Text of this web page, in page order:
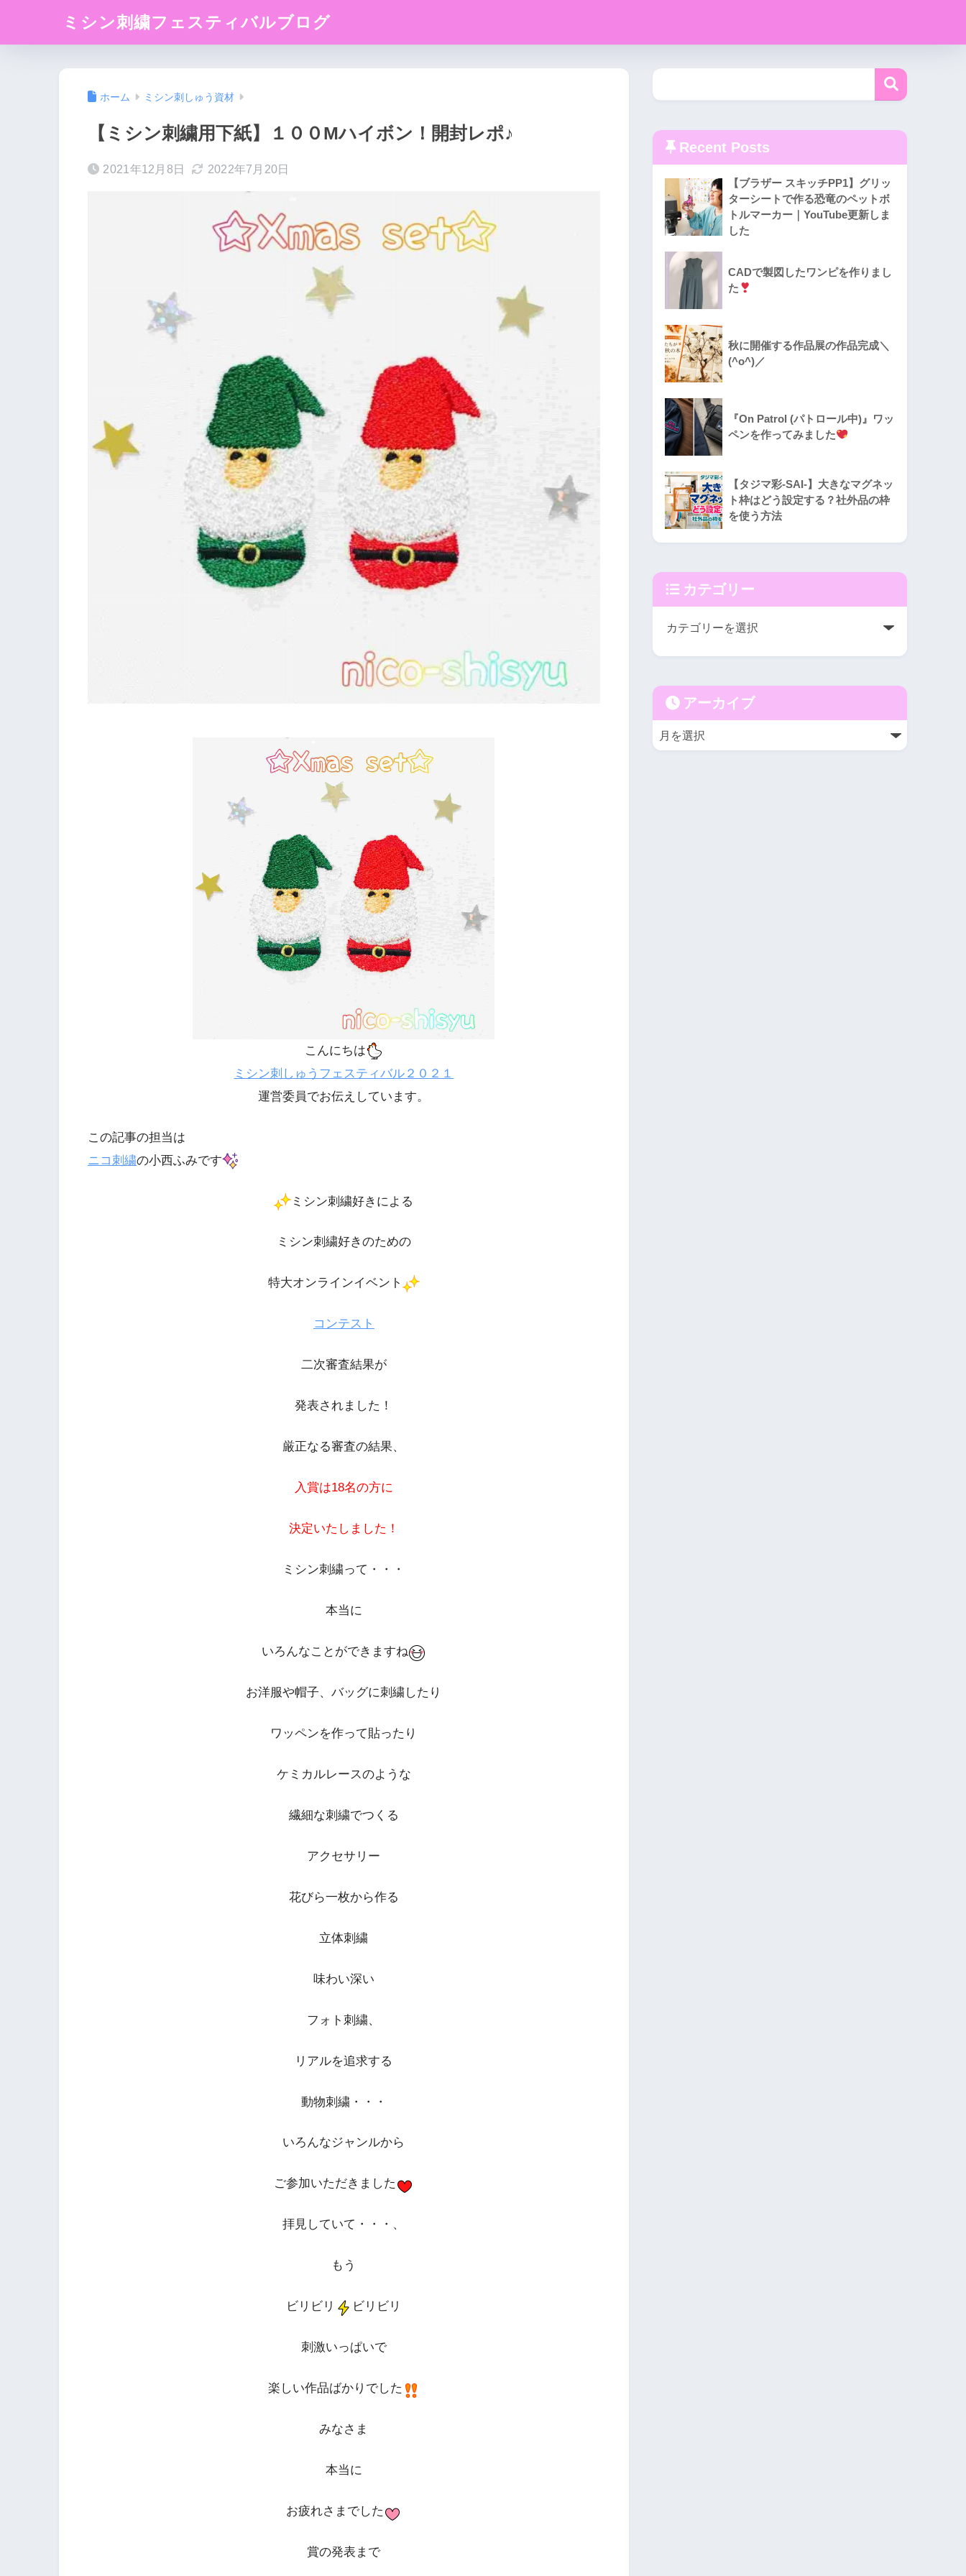
ミシン刺繍フェスティバルブログ
ホーム ミシン刺しゅう資材
【ミシン刺繍用下紙】１００Mハイボン！開封レポ♪
2021年12月8日 2022年7月20日
こんにちは
ミシン刺しゅうフェスティバル２０２１
運営委員でお伝えしています。
この記事の担当は
ニコ刺繍の小西ふみです
ミシン刺繍好きによる
ミシン刺繍好きのための
特大オンラインイベント
コンテスト
二次審査結果が
発表されました！
厳正なる審査の結果、
入賞は18名の方に
決定いたしました！
ミシン刺繍って・・・
本当に
いろんなことができますね
お洋服や帽子、バッグに刺繍したり
ワッペンを作って貼ったり
ケミカルレースのような
繊細な刺繍でつくる
アクセサリー
花びら一枚から作る
立体刺繍
味わい深い
フォト刺繍、
リアルを追求する
動物刺繍・・・
いろんなジャンルから
ご参加いただきました
拝見していて・・・、
もう
ビリビリ ビリビリ
刺激いっぱいで
楽しい作品ばかりでした
みなさま
本当に
お疲れさまでした
賞の発表まで
Recent Posts
【ブラザー スキッチPP1】グリッ
ターシートで作る恐竜のペットボ
トルマーカー｜YouTube更新しま
した
CADで製図したワンピを作りまし
た
秋に開催する作品展の作品完成＼
(^o^)／
『On Patrol (パトロール中)』ワッ
ペンを作ってみました
【タジマ彩-SAI-】大きなマグネッ
ト枠はどう設定する？社外品の枠
を使う方法
カテゴリー
アーカイブ